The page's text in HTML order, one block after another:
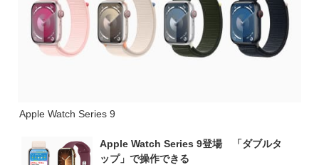
Apple Watch Series 9
Apple Watch Series 9登場　「ダブルタ
ップ」で操作できる